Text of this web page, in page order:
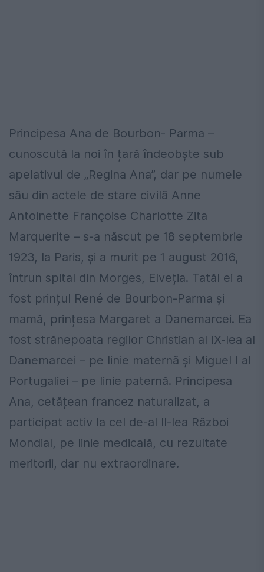
Principesa Ana de Bourbon- Parma –
cunoscută la noi în țară îndeobște sub
apelativul de „Regina Ana”, dar pe numele
său din actele de stare civilă Anne
Antoinette Françoise Charlotte Zita
Marquerite – s-a născut pe 18 septembrie
1923, la Paris, și a murit pe 1 august 2016,
întrun spital din Morges, Elveția. Tatăl ei a
fost prințul René de Bourbon-Parma și
mamă, prințesa Margaret a Danemarcei. Ea
fost strănepoata regilor Christian al IX-lea al
Danemarcei – pe linie maternă și Miguel I al
Portugaliei – pe linie paternă. Principesa
Ana, cetățean francez naturalizat, a
participat activ la cel de-al II-lea Război
Mondial, pe linie medicală, cu rezultate
meritorii, dar nu extraordinare.